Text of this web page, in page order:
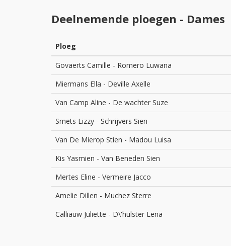
Deelnemende ploegen - Dames
Ploeg
Govaerts Camille - Romero Luwana
Miermans Ella - Deville Axelle
Van Camp Aline - De wachter Suze
Smets Lizzy - Schrijvers Sien
Van De Mierop Stien - Madou Luisa
Kis Yasmien - Van Beneden Sien
Mertes Eline - Vermeire Jacco
Amelie Dillen - Muchez Sterre
Calliauw Juliette - D\'hulster Lena